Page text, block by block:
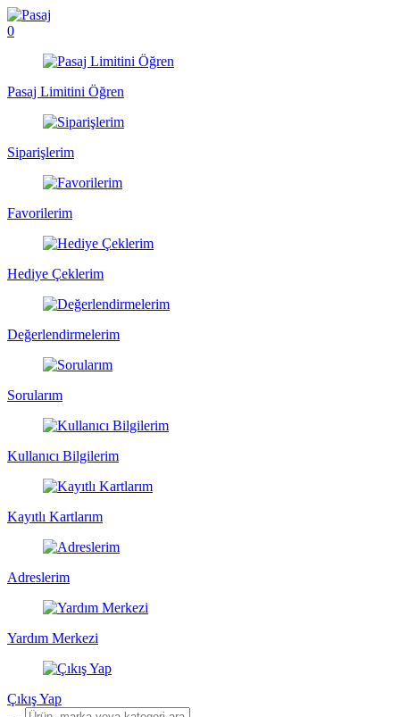
0
Pasaj Limitini Öğren
Siparişlerim
Favorilerim
Hediye Çeklerim
Değerlendirmelerim
Sorularım
Kullanıcı Bilgilerim
Kayıtlı Kartlarım
Adreslerim
Yardım Merkezi
Çıkış Yap